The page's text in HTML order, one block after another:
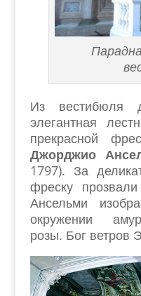
Из вестибюля
элегантная
прекрасной
Джорджио
1797). За
фреску
Ансельми
окружении
розы. Бог ветров